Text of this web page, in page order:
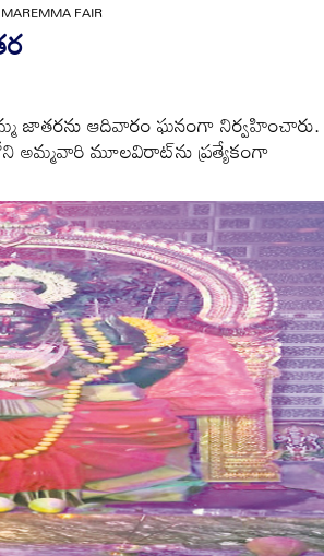
FAIR
జాతరను ఆదివారం ఘనంగా నిర్వహించారు.
అమ్మవారి మూలవిరాట్‌ను ప్రత్యేకంగా